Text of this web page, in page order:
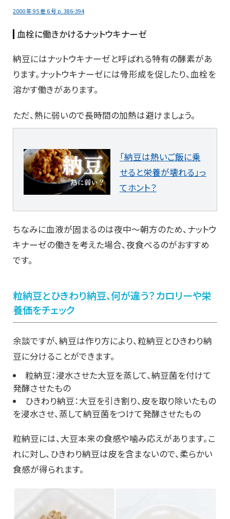
2000 年 95 巻 6 号 p. 386-394
血栓に働きかけるナットウキナーゼ
納豆にはナットウキナーゼと呼ばれる特有の酵素があ
ります。ナットウキナーゼには骨形成を促したり、血栓を
溶かす働きがあります。
ただ、熱に弱いので長時間の加熱は避けましょう。
「納豆は熱いご飯に乗
せると栄養が壊れる」っ
てホント？
ちなみに血液が固まるのは夜中～朝方のため、ナットウ
キナーゼの働きを考えた場合、夜食べるのがおすすめ
です。
粒納豆とひきわり納豆、何が違う？カロリーや栄
養価をチェック
余談ですが、納豆は作り方により、粒納豆とひきわり納
豆に分けることができます。
粒納豆：浸水させた大豆を蒸して、納豆菌を付けて
発酵させたもの
ひきわり納豆：大豆を引き割り、皮を取り除いたもの
を浸水させ、蒸して納豆菌をつけて発酵させたもの
粒納豆には、大豆本来の食感や噛み応えがあります。こ
れに対し、ひきわり納豆は皮を含まないので、柔らかい
食感が得られます。